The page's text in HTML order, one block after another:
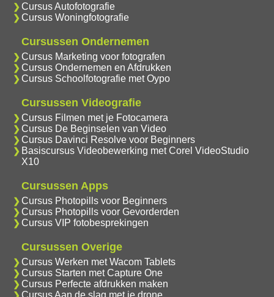
Cursus Autofotografie
Cursus Woningfotografie
Cursussen Ondernemen
Cursus Marketing voor fotografen
Cursus Ondernemen en Afdrukken
Cursus Schoolfotografie met Oypo
Cursussen Videografie
Cursus Filmen met je Fotocamera
Cursus De Beginselen van Video
Cursus Davinci Resolve voor Beginners
Basiscursus Videobewerking met Corel VideoStudio
X10
Cursussen Apps
Cursus Photopills voor Beginners
Cursus Photopills voor Gevorderden
Cursus VIP fotobesprekingen
Cursussen Overige
Cursus Werken met Wacom Tablets
Cursus Starten met Capture One
Cursus Perfecte afdrukken maken
Cursus Aan de slag met je drone